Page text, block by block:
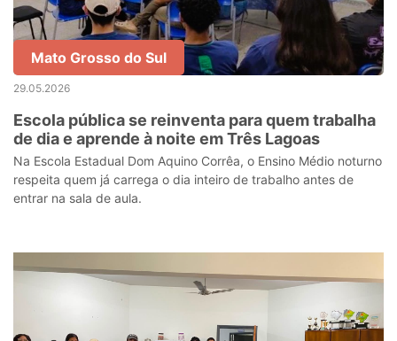
Mato Grosso do Sul
29.05.2026
Escola pública se reinventa para quem trabalha
de dia e aprende à noite em Três Lagoas
Na Escola Estadual Dom Aquino Corrêa, o Ensino Médio noturno
respeita quem já carrega o dia inteiro de trabalho antes de
entrar na sala de aula.